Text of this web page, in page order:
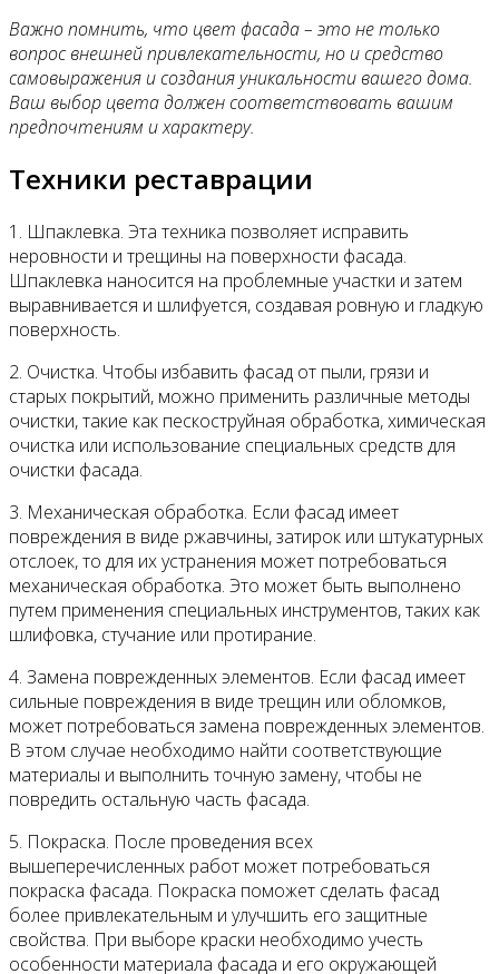
Важно помнить, что цвет фасада – это не только
вопрос внешней привлекательности, но и средство
самовыражения и создания уникальности вашего дома.
Ваш выбор цвета должен соответствовать вашим
предпочтениям и характеру.
Техники реставрации
1. Шпаклевка. Эта техника позволяет исправить
неровности и трещины на поверхности фасада.
Шпаклевка наносится на проблемные участки и затем
выравнивается и шлифуется, создавая ровную и гладкую
поверхность.
2. Очистка. Чтобы избавить фасад от пыли, грязи и
старых покрытий, можно применить различные методы
очистки, такие как пескоструйная обработка, химическая
очистка или использование специальных средств для
очистки фасада.
3. Механическая обработка. Если фасад имеет
повреждения в виде ржавчины, затирок или штукатурных
отслоек, то для их устранения может потребоваться
механическая обработка. Это может быть выполнено
путем применения специальных инструментов, таких как
шлифовка, стучание или протирание.
4. Замена поврежденных элементов. Если фасад имеет
сильные повреждения в виде трещин или обломков,
может потребоваться замена поврежденных элементов.
В этом случае необходимо найти соответствующие
материалы и выполнить точную замену, чтобы не
повредить остальную часть фасада.
5. Покраска. После проведения всех
вышеперечисленных работ может потребоваться
покраска фасада. Покраска поможет сделать фасад
более привлекательным и улучшить его защитные
свойства. При выборе краски необходимо учесть
особенности материала фасада и его окружающей